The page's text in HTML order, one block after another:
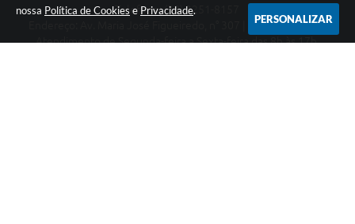
nossa Política de Cookies e Privacidade.
PERSONALIZAR
Telefone: (38) 3251-8157
Endereço: Av. Maria José Figueiredo, n° 307 | CEP: 39397-000
Atendimento de Segunda-feira a Sexta-feira das 8h às 17h.